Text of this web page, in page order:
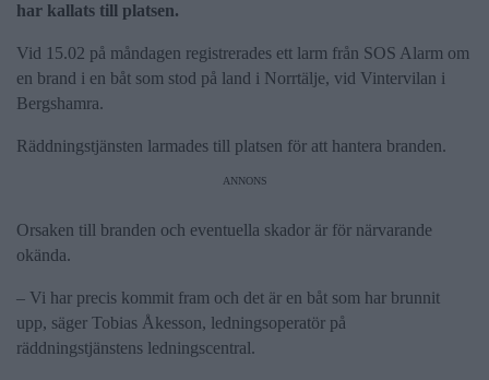
har kallats till platsen.
Vid 15.02 på måndagen registrerades ett larm från SOS Alarm om
en brand i en båt som stod på land i Norrtälje, vid Vintervilan i
Bergshamra.
Räddningstjänsten larmades till platsen för att hantera branden.
ANNONS
Orsaken till branden och eventuella skador är för närvarande
okända.
– Vi har precis kommit fram och det är en båt som har brunnit
upp, säger Tobias Åkesson, ledningsoperatör på
räddningstjänstens ledningscentral.